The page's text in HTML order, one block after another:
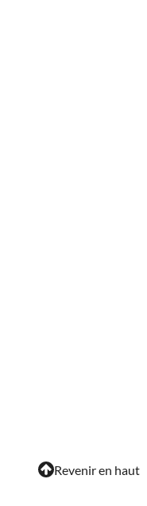
Revenir en haut